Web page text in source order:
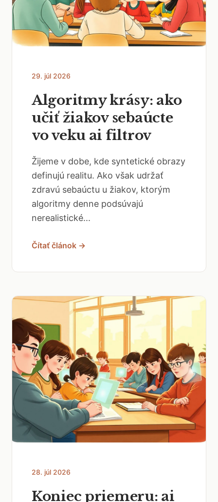
29. júl 2026
Algoritmy krásy: ako
učiť žiakov sebaúcte
vo veku ai filtrov
Žijeme v dobe, kde syntetické obrazy
definujú realitu. Ako však udržať
zdravú sebaúctu u žiakov, ktorým
algoritmy denne podsúvajú
nerealistické...
Čítať článok →
28. júl 2026
Koniec priemeru: ai